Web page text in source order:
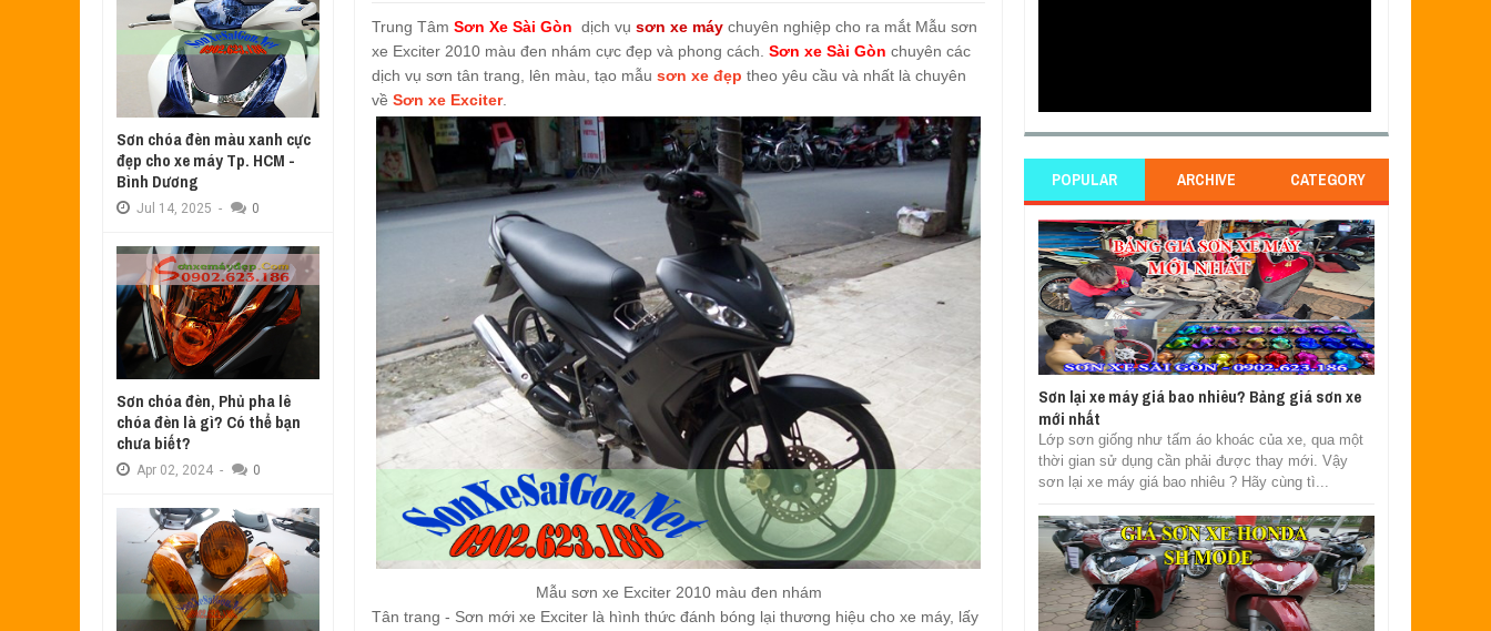
SƠN TEM ĐẤU XE NOUVO LX MÀU TRẮNG ĐEN [NOUVOLX_SG11]
Jul 31,
SƠN XE ATTILA ELIZABETH PHỐI MÀU TRẮNG XANH
Jun
SƠN XE NOUVO LX PHỐI MÀU XANH ĐỎ CAM ĐEN CỰC ĐẸP
May
SƠN ĐỔI MÀU GÓC NHÌN HONDA PS MÀU VÀNG XANH ĐEN
SƠN PHỐI MÀU XE ATTILA ELIZABETH GALLARDO VÀNG ĐEN NHÁM
Mar
Trung TâmSơn Xe Sài Gòn dịch vụsơn xe máy chuyên nghiệp cho ra mắt Mẫu sơn
xe Exciter 2010 màu đen nhám cực đẹp và phong cách.Sơn xe Sài Gòn chuyên các
dịch vụ sơn tân trang, lên màu, tạo mẫusơn xe đẹp theo yêu cầu và nhất là chuyên
vềSơn xe Exciter.
Mẫu sơn xe Exciter 2010 màu đen nhám
Tân trang - Sơn mới xe Exciter là hình thức đánh bóng lại thương hiệu cho xe máy, lấy
Sơn chóa đèn màu xanh cực
đẹp cho xe máy Tp. HCM -
Bình Dương
Jul 14, 2025 - 0
Sơn chóa đèn, Phủ pha lê
chóa đèn là gì? Có thể bạn
chưa biết?
Apr 02, 2024 - 0
POPULAR ARCHIVE CATEGORY
Sơn lại xe máy giá bao nhiêu? Bảng giá sơn xe
mới nhất
Lớp sơn giống như tấm áo khoác của xe, qua một
thời gian sử dụng cần phải được thay mới. Vậy
sơn lại xe máy giá bao nhiêu ? Hãy cùng tì...